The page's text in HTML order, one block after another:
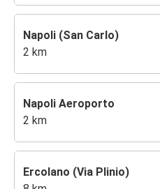
Napoli (San Carlo)
2 km
Napoli Aeroporto
2 km
Ercolano (Via Plinio)